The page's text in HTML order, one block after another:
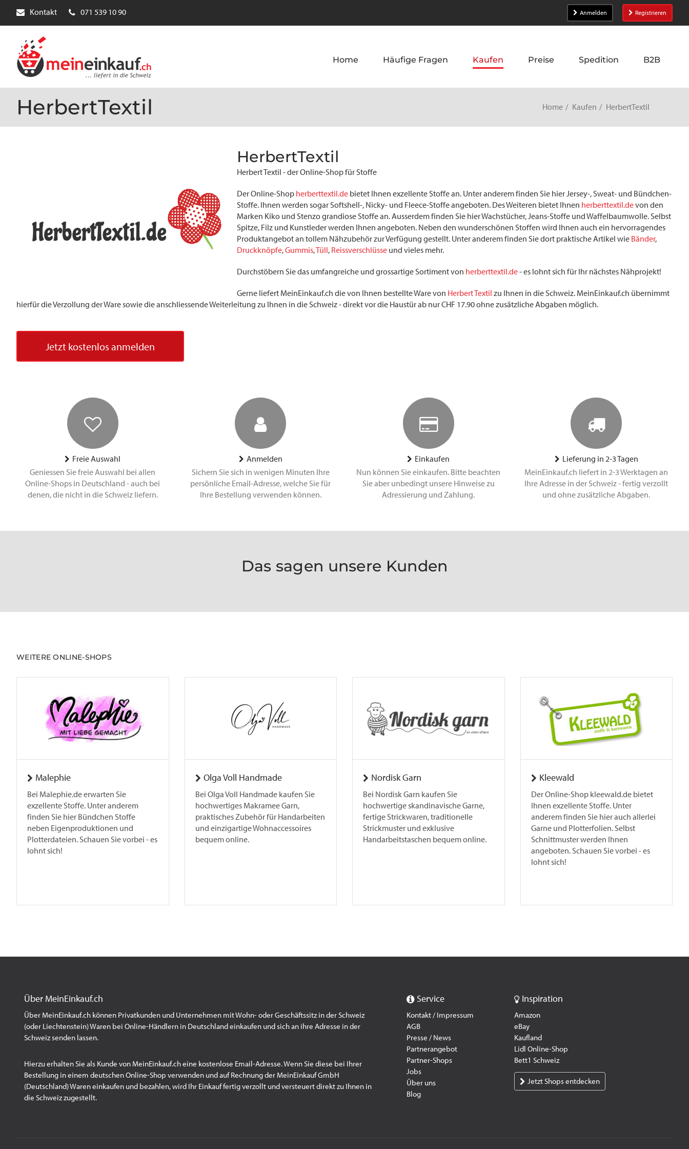
Kontakt 071 539 10 90 Anmelden Registrieren
Home Häufige Fragen Kaufen Preise Spedition B2B
HerbertTextil Home Kaufen HerbertTextil
HerbertTextil
Herbert Textil - der Online-Shop für Stoffe
Der Online-Shop herberttextil.de bietet Ihnen exzellente Stoffe an. Unter anderem finden Sie hier Jersey-, Sweat- und Bündchen-
Stoffe. Ihnen werden sogar Softshell-, Nicky- und Fleece-Stoffe angeboten. Des Weiteren bietet Ihnen herberttextil.devon den
Marken Kiko und Stenzo grandiose Stoffe an. Ausserdem finden Sie hier Wachstücher, Jeans-Stoffe und Waffelbaumwolle. Selbst
Spitze, Filz und Kunstleder werden Ihnen angeboten. Neben den wunderschönen Stoffen wird Ihnen auch ein hervorragendes
Produktangebot an tollem Nähzubehör zur Verfügung gestellt. Unter anderem finden Sie dort praktische Artikel wie Bänder,
Druckknöpfe,Gummis,Tüll, Reissverschlüsse und vieles mehr.
Durchstöbern Sie das umfangreiche und grossartige Sortiment von herberttextil.de- es lohnt sich für Ihr nächstes Nähprojekt!
Gerne liefert MeinEinkauf.ch die von Ihnen bestellte Ware von Herbert Textil zu Ihnen in die Schweiz. MeinEinkauf.ch übernimmt
hierfür die Verzollung der Ware sowie die anschliessende Weiterleitung zu Ihnen in die Schweiz - direkt vor die Haustür ab nur CHF 17.90 ohne zusätzliche Abgaben möglich.
Jetzt kostenlos anmelden
Freie Auswahl
Geniessen Sie freie Auswahl bei allen
Online-Shops in Deutschland - auch bei
denen, die nicht in die Schweiz liefern.
Anmelden
Sichern Sie sich in wenigen Minuten Ihre
persönliche Email-Adresse, welche Sie für
Ihre Bestellung verwenden können.
Einkaufen
Nun können Sie einkaufen. Bitte beachten
Sie aber unbedingt unsere Hinweise zu
Adressierung und Zahlung.
Lieferung in 2-3 Tagen
MeinEinkauf.ch liefert in 2-3 Werktagen an
Ihre Adresse in der Schweiz - fertig verzollt
und ohne zusätzliche Abgaben.
Das sagen unsere Kunden
WEITERE ONLINE-SHOPS
Malephie
Bei Malephie.de erwarten Sie
exzellente Stoffe. Unter anderem
finden Sie hier Bündchen Stoffe
neben Eigenproduktionen und
Plotterdateien. Schauen Sie vorbei - es
lohnt sich!
Olga Voll Handmade
Bei Olga Voll Handmade kaufen Sie
hochwertiges Makramee Garn,
praktisches Zubehör für Handarbeiten
und einzigartige Wohnaccessoires
bequem online.
Nordisk Garn
Bei Nordisk Garn kaufen Sie
hochwertige skandinavische Garne,
fertige Strickwaren, traditionelle
Strickmuster und exklusive
Handarbeitstaschen bequem online.
Kleewald
Der Online-Shop kleewald.de bietet
Ihnen exzellente Stoffe. Unter
anderem finden Sie hier auch allerlei
Garne und Plotterfolien. Selbst
Schnittmuster werden Ihnen
angeboten. Schauen Sie vorbei - es
lohnt sich!
Über MeinEinkauf.ch
Über MeinEinkauf.ch können Privatkunden und Unternehmen mit Wohn- oder Geschäftssitz in der Schweiz
(oder Liechtenstein) Waren bei Online-Händlern in Deutschland einkaufen und sich an ihre Adresse in der
Schweiz senden lassen.
Hierzu erhalten Sie als Kunde von MeinEinkauf.ch eine kostenlose Email-Adresse. Wenn Sie diese bei Ihrer
Bestellung in einem deutschen Online-Shop verwenden und auf Rechnung der MeinEinkauf GmbH
(Deutschland) Waren einkaufen und bezahlen, wird Ihr Einkauf fertig verzollt und versteuert direkt zu Ihnen in
die Schweiz zugestellt.
Service
Kontakt / Impressum
AGB
Presse / News
Partnerangebot
Partner-Shops
Jobs
Über uns
Blog
Inspiration
Amazon
eBay
Kaufland
Lidl Online-Shop
Bett1 Schweiz
Jetzt Shops entdecken